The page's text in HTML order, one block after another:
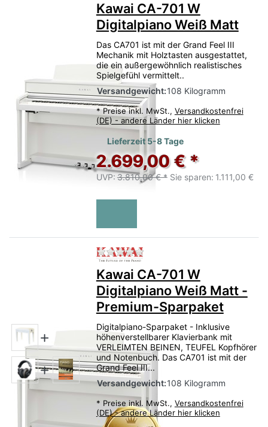
Kawai CA-701 W
Digitalpiano Weiß Matt
Das CA701 ist mit der Grand Feel III
Mechanik mit Holztasten ausgestattet,
die ein außergewöhnlich realistisches
Spielgefühl vermittelt..
Versandgewicht:108 Kilogramm
* Preise inkl. MwSt., Versandkostenfrei
(DE) - andere Länder hier klicken
Lieferzeit 5-8 Tage
2.699,00 € *
UVP: 3.810,00 € * Sie sparen: 1.111,00 €
Zu diesem Produkt liegen
Kawai CA-701 W
Digitalpiano Weiß Matt -
Premium-Sparpaket
Digitalpiano-Sparpaket - Inklusive
höhenverstellbarer Klavierbank mit
VERLEIMTEN BEINEN, TEUFEL Kopfhörer
und Notenbuch. Das CA701 ist mit der
Grand Feel III...
Versandgewicht:108 Kilogramm
* Preise inkl. MwSt., Versandkostenfrei
(DE) - andere Länder hier klicken